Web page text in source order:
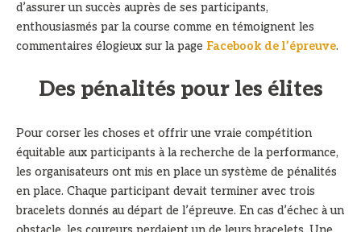
d’assurer un succès auprès de ses participants,
enthousiasmés par la course comme en témoignent les
commentaires élogieux sur la page Facebook de l’épreuve.
Des pénalités pour les élites
Pour corser les choses et offrir une vraie compétition
équitable aux participants à la recherche de la performance,
les organisateurs ont mis en place un système de pénalités
en place. Chaque participant devait terminer avec trois
bracelets donnés au départ de l’épreuve. En cas d’échec à un